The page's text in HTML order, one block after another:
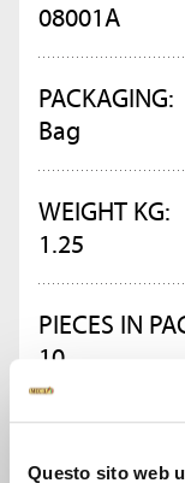
Questo sito web
08001A
PACKAGING:
Bag
WEIGHT KG:
1.25
PIECES IN
10